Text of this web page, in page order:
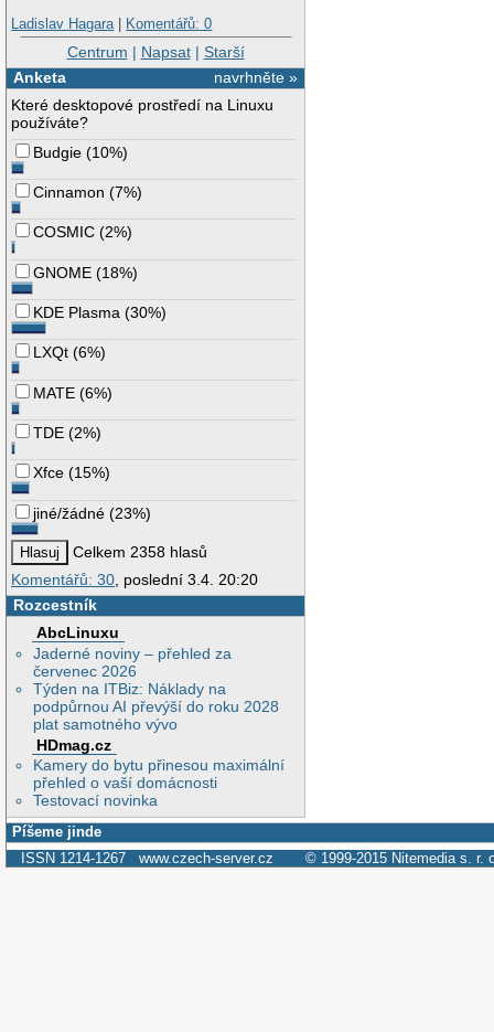
Ladislav Hagara | Komentářů: 0
Centrum | Napsat| Starší
navrhněte »
Anketa
Které desktopové prostředí na Linuxu
používáte?
Budgie (10%)
Cinnamon (7%)
COSMIC (2%)
GNOME (18%)
KDE Plasma (30%)
LXQt (6%)
MATE (6%)
TDE (2%)
Xfce (15%)
jiné/žádné (23%)
Celkem 2358 hlasů
Komentářů: 30, poslední 3.4. 20:20
Rozcestník
AbcLinuxu
Jaderné noviny – přehled za
červenec 2026
Týden na ITBiz: Náklady na
podpůrnou AI převýší do roku 2028
plat samotného vývo
HDmag.cz
Kamery do bytu přinesou maximální
přehled o vaší domácnosti
Testovací novinka
Píšeme jinde
ISSN 1214-1267 www.czech-server.cz © 1999-2015 Nitemedia s. r.